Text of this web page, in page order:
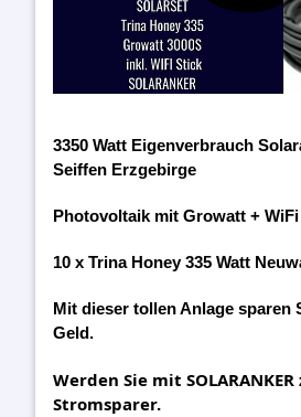
3350 Watt Eigenverbrauch
Seiffen Erzgebirge
Photovoltaik mit Growatt +
10 x Trina Honey 335 Watt
Mit dieser tollen Anlage sparen
Geld.
Werden Sie mit SOLARANKER
Stromsparer.